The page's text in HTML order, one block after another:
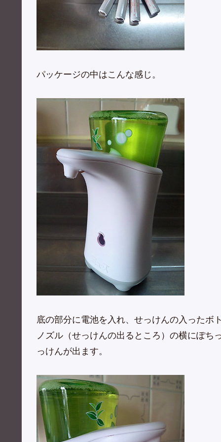
パッケージの中はこんな感じ。
底の部分に電池を入れ、せっけんの入ったボ
ノズル（せっけんの出るところ）の横にぽ
っけんが出ます。